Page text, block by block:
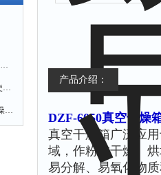
JSF-550 搅拌砂磨分散多用机使用说明书
锤式旋风磨是什么？锤式旋风磨的使用方法
GZX-DH.300-BS-II电热恒温鼓风干燥使用及注意事项
产品介绍：
DZF-6050真空干燥
真空干燥箱广泛应
域，作粉末干燥、
易分解、易氧化物